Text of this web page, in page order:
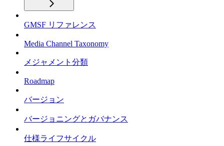
GMSF リファレンス
Media Channel Taxonomy
メジャメント分類
Roadmap
バージョン
バージョニングとガバナンス
仕様ライフサイクル